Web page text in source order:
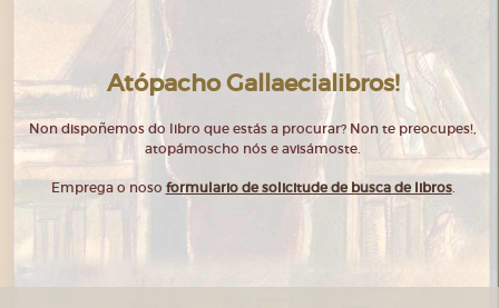
Atópacho Gallaecialibros!
Non dispoñemos do libro que estás a procurar? Non te preocupes!,
atopámoscho nós e avisámoste.
Emprega o noso formulario de solicitude de busca de libros.